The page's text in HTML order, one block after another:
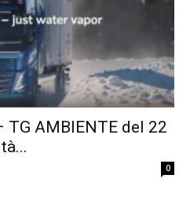
TG AMBIENTE del 22
0